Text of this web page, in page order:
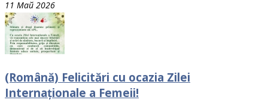
11 Май 2026
(Română) Felicitări cu ocazia Zilei
Internaționale a Femeii!